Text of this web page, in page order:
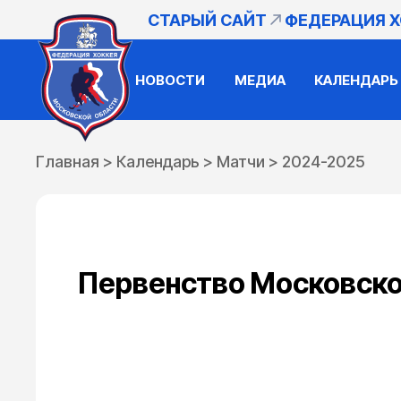
СТАРЫЙ САЙТ ФЕДЕРАЦИЯ
НОВОСТИ МЕДИА КАЛЕНДАРЬ
Главная > Календарь > Матчи > 2024-2025
Первенство